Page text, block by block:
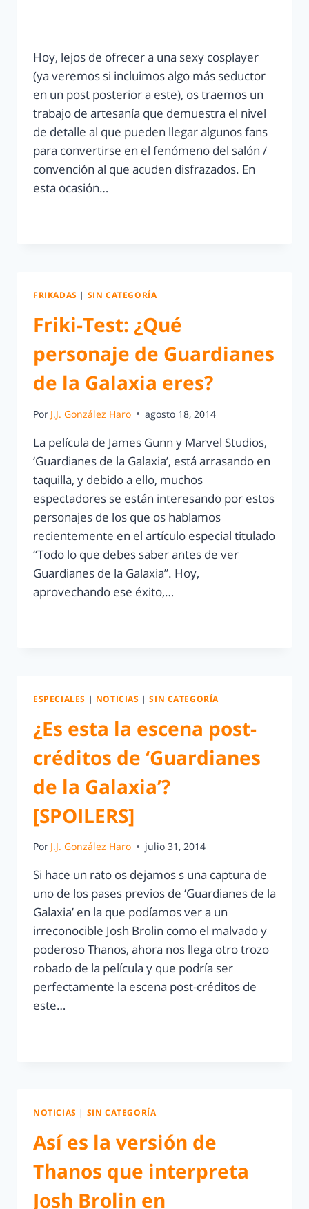
Hoy, lejos de ofrecer a una sexy cosplayer
(ya veremos si incluimos algo más seductor
en un post posterior a este), os traemos un
trabajo de artesanía que demuestra el nivel
de detalle al que pueden llegar algunos fans
para convertirse en el fenómeno del salón /
convención al que acuden disfrazados. En
esta ocasión…
FRIKADAS | SIN CATEGORÍA
Friki-Test: ¿Qué
personaje de Guardianes
de la Galaxia eres?
Por J.J. González Haro agosto 18, 2014
La película de James Gunn y Marvel Studios,
‘Guardianes de la Galaxia’, está arrasando en
taquilla, y debido a ello, muchos
espectadores se están interesando por estos
personajes de los que os hablamos
recientemente en el artículo especial titulado
“Todo lo que debes saber antes de ver
Guardianes de la Galaxia”. Hoy,
aprovechando ese éxito,…
ESPECIALES | NOTICIAS |SIN CATEGORÍA
¿Es esta la escena post-
créditos de ‘Guardianes
de la Galaxia’?
[SPOILERS]
Por J.J. González Haro julio 31, 2014
Si hace un rato os dejamos s una captura de
uno de los pases previos de ‘Guardianes de la
Galaxia’ en la que podíamos ver a un
irreconocible Josh Brolin como el malvado y
poderoso Thanos, ahora nos llega otro trozo
robado de la película y que podría ser
perfectamente la escena post-créditos de
este…
NOTICIAS | SIN CATEGORÍA
Así es la versión de
Thanos que interpreta
Josh Brolin en